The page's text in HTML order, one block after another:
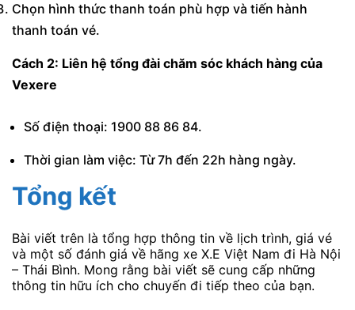
Chọn hình thức thanh toán phù hợp và tiến hành
thanh toán vé.
Cách 2: Liên hệ tổng đài chăm sóc khách hàng của
Vexere
Số điện thoại: 1900 88 86 84.
Thời gian làm việc: Từ 7h đến 22h hàng ngày.
Tổng kết
Bài viết trên là tổng hợp thông tin về lịch trình, giá vé
và một số đánh giá về hãng xe X.E Việt Nam đi Hà Nội
– Thái Bình. Mong rằng bài viết sẽ cung cấp những
thông tin hữu ích cho chuyến đi tiếp theo của bạn.